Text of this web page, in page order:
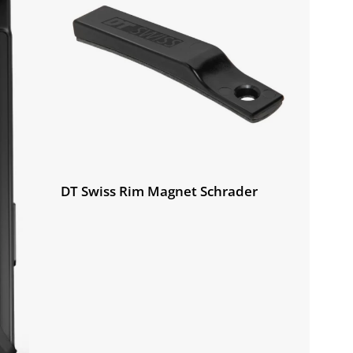
DT Swiss Rim Magnet Schrader